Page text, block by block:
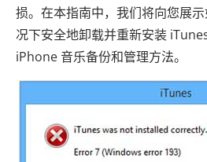
损。在本指南中，我们将向您展
况下安全地卸载并重新安装
iPhone 音乐备份和管理方法。